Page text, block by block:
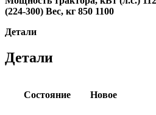
(224-300) Вес, кг 850 1100
Детали
Детали
Состояние Новое